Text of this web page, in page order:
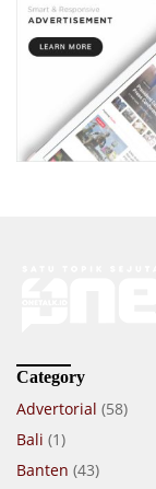
Category
Advertorial (58)
Bali (1)
Banten (43)